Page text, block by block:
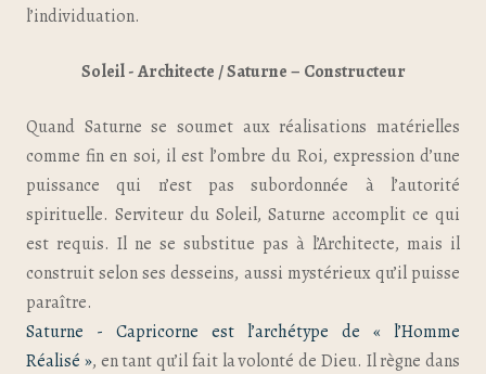
l’individuation.
Soleil - Architecte / Saturne – Constructeur
Quand Saturne se soumet aux réalisations matérielles
comme fin en soi, il est l’ombre du Roi, expression d’une
puissance qui n’est pas subordonnée à l’autorité
spirituelle. Serviteur du Soleil, Saturne accomplit ce qui
est requis. Il ne se substitue pas à l’Architecte, mais il
construit selon ses desseins, aussi mystérieux qu’il puisse
paraître.
Saturne - Capricorne est l’archétype de « l’Homme
Réalisé », en tant qu’il fait la volonté de Dieu. Il règne dans